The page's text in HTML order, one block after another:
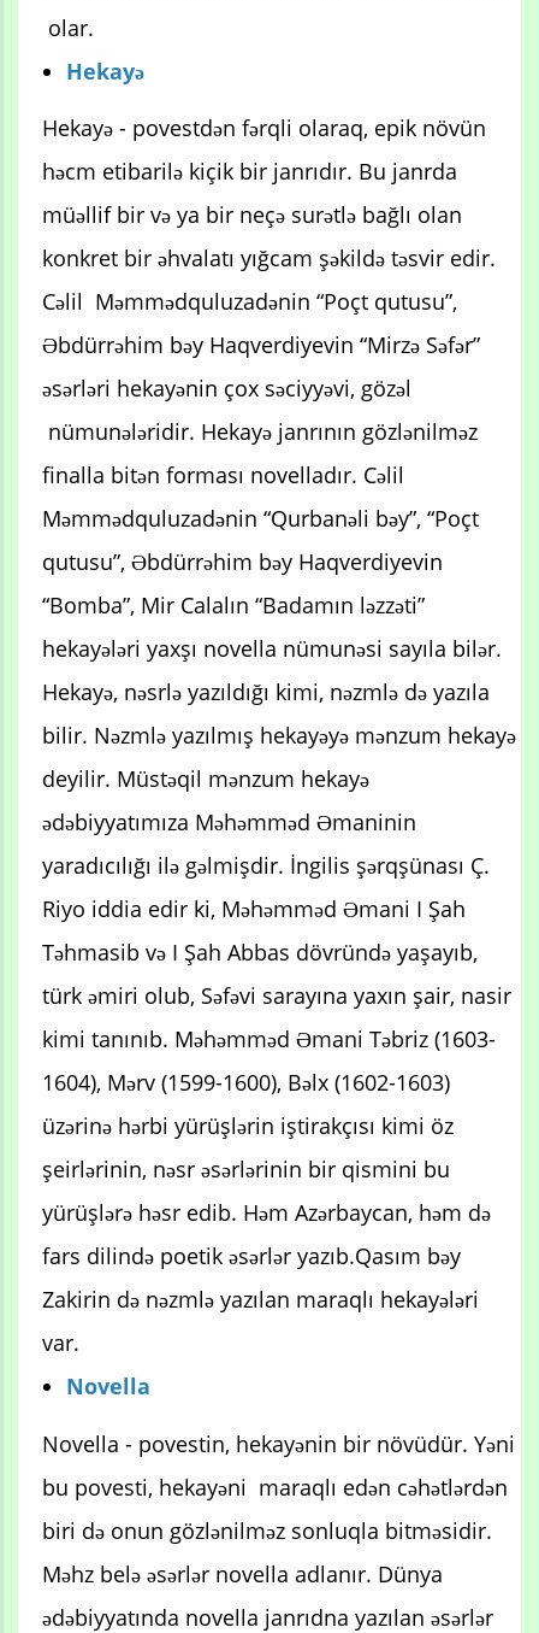
olar.
Hekayə
Hekayə - povestdən fərqli olaraq, epik növün
həcm etibarilə kiçik bir janrıdır. Bu janrda
müəllif bir və ya bir neçə surətlə bağlı olan
konkret bir əhvalatı yığcam şəkildə təsvir edir.
Cəlil Məmmədquluzadənin “Poçt qutusu”,
Əbdürrəhim bəy Haqverdiyevin “Mirzə Səfər”
əsərləri hekayənin çox səciyyəvi, gözəl
nümunələridir. Hekayə janrının gözlənilməz
finalla bitən forması novelladır. Cəlil
Məmmədquluzadənin “Qurbanəli bəy”, “Poçt
qutusu”, Əbdürrəhim bəy Haqverdiyevin
“Bomba”, Mir Calalın “Badamın ləzzəti”
hekayələri yaxşı novella nümunəsi sayıla bilər.
Hekayə, nəsrlə yazıldığı kimi, nəzmlə də yazıla
bilir. Nəzmlə yazılmış hekayəyə mənzum hekayə
deyilir. Müstəqil mənzum hekayə
ədəbiyyatımıza Məhəmməd Əmaninin
yaradıcılığı ilə gəlmişdir. İngilis şərqşünası Ç.
Riyo iddia edir ki, Məhəmməd Əmani I Şah
Təhmasib və I Şah Abbas dövründə yaşayıb,
türk əmiri olub, Səfəvi sarayına yaxın şair, nasir
kimi tanınıb. Məhəmməd Əmani Təbriz (1603-
1604), Mərv (1599-1600), Bəlx (1602-1603)
üzərinə hərbi yürüşlərin iştirakçısı kimi öz
şeirlərinin, nəsr əsərlərinin bir qismini bu
yürüşlərə həsr edib. Həm Azərbaycan, həm də
fars dilində poetik əsərlər yazıb.Qasım bəy
Zakirin də nəzmlə yazılan maraqlı hekayələri
var.
Novella
Novella - povestin, hekayənin bir növüdür. Yəni
bu povesti, hekayəni maraqlı edən cəhətlərdən
biri də onun gözlənilməz sonluqla bitməsidir.
Məhz belə əsərlər novella adlanır. Dünya
ədəbiyyatında novella janrıdna yazılan əsərlər